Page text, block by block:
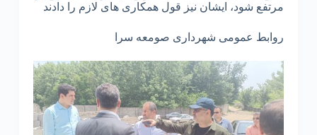
مرتفع شود، ایشان نیز قول همکاری های لازم را دادند
روابط عمومی شهرداری صومعه سرا